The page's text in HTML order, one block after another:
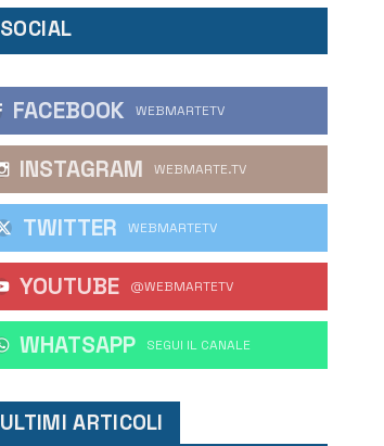
SOCIAL
FACEBOOK WEBMARTETV
INSTAGRAM WEBMARTE.TV
TWITTER WEBMARTETV
YOUTUBE @WEBMARTETV
WHATSAPP ‎SEGUI IL CANALE
ULTIMI ARTICOLI